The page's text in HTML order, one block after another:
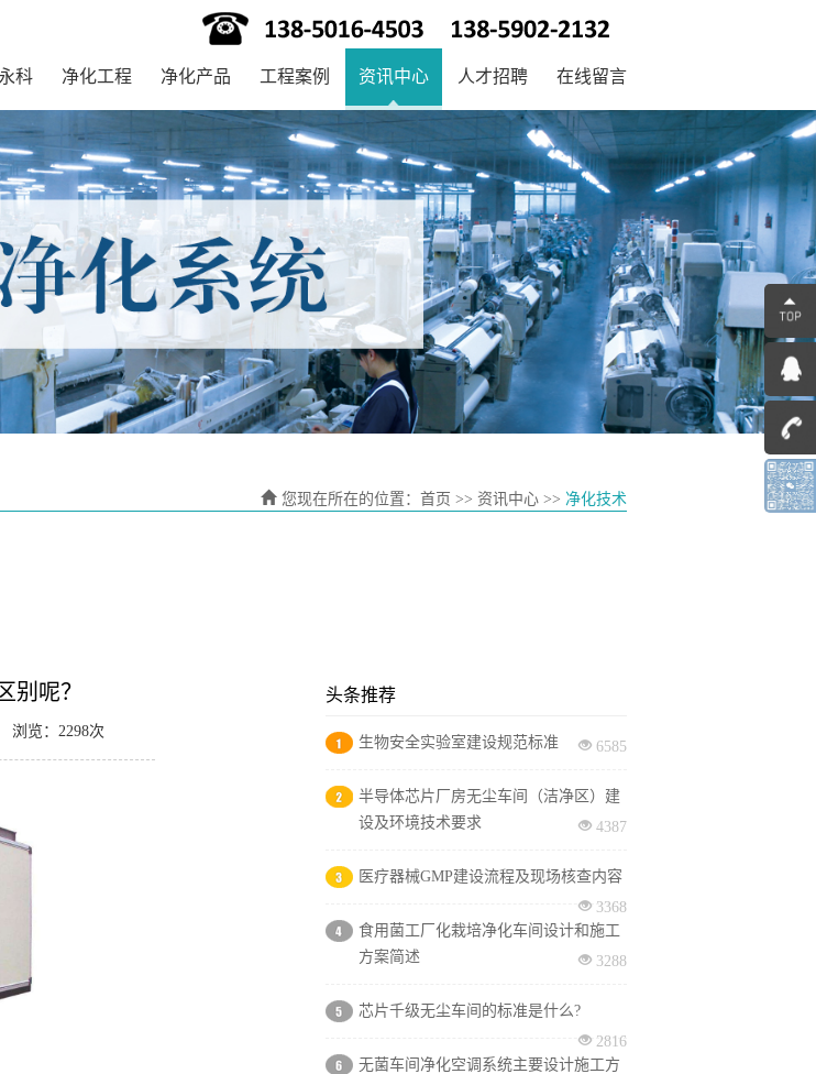
科 净化工程 净化产品 工程案例 资讯中心 人才招聘 在线留言
您现在所在的位置： 首页 >> 资讯中心 >> 净化技术
别呢？
浏览：2298次
头条推荐
生物安全实验室建设规范标准 6585
半导体芯片厂房无尘车间（洁净区）建
设及环境技术要求
4387
医疗器械GMP建设流程及现场核查内容
3368
食用菌工厂化栽培净化车间设计和施工
方案简述
3288
芯片千级无尘车间的标准是什么?
2816
无菌车间净化空调系统主要设计施工方